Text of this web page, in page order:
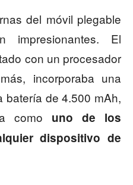
del móvil plegable
impresionantes. El
con un procesador
incorporaba una
batería de 4.500 mAh,
como uno de los
dispositivo de